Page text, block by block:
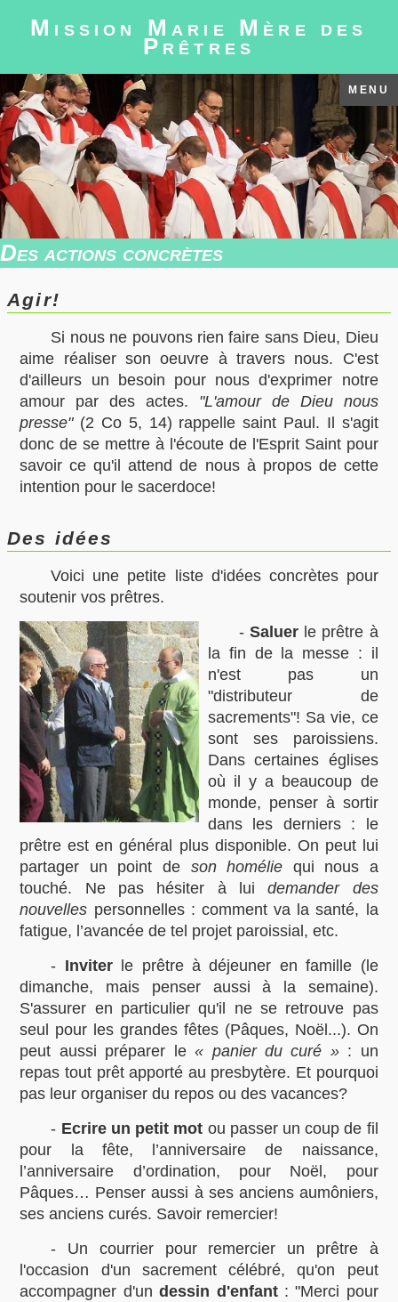
Mission Marie Mère des
Prêtres
MENU
Des actions concrètes
Agir!
Si nous ne pouvons rien faire sans Dieu, Dieu
aime réaliser son oeuvre à travers nous. C'est
d'ailleurs un besoin pour nous d'exprimer notre
amour par des actes. "L'amour de Dieu nous
presse"(2 Co 5, 14) rappelle saint Paul. Il s'agit
donc de se mettre à l'écoute de l'Esprit Saint pour
savoir ce qu'il attend de nous à propos de cette
intention pour le sacerdoce!
Des idées
Voici une petite liste d'idées concrètes pour
soutenir vos prêtres.
-Saluer le prêtre à
la fin de la messe : il
n'est pas un
"distributeur de
sacrements"! Sa vie, ce
sont ses paroissiens.
Dans certaines églises
où il y a beaucoup de
monde, penser à sortir
dans les derniers : le
prêtre est en général plus disponible. On peut lui
partager un point de son homélie qui nous a
touché. Ne pas hésiter à luidemander des
nouvelles personnelles : comment va la santé, la
fatigue, l’avancée de tel projet paroissial, etc.
- Inviterle prêtre à déjeuner en famille (le
dimanche, mais penser aussi à la semaine).
S'assurer en particulier qu'il ne se retrouve pas
seul pour les grandes fêtes (Pâques, Noël...). On
peut aussi préparer le« panier du curé »: un
repas tout prêt apporté au presbytère. Et pourquoi
pas leur organiser du repos ou des vacances?
- Ecrire un petit mot ou passer un coup de fil
pour la fête, l’anniversaire de naissance,
l’anniversaire d’ordination, pour Noël, pour
Pâques… Penser aussi à ses anciens aumôniers,
ses anciens curés. Savoir remercier!
- Un courrier pour remercier un prêtre à
l'occasion d'un sacrement célébré, qu'on peut
accompagner d'undessin d'enfant: "Merci pour